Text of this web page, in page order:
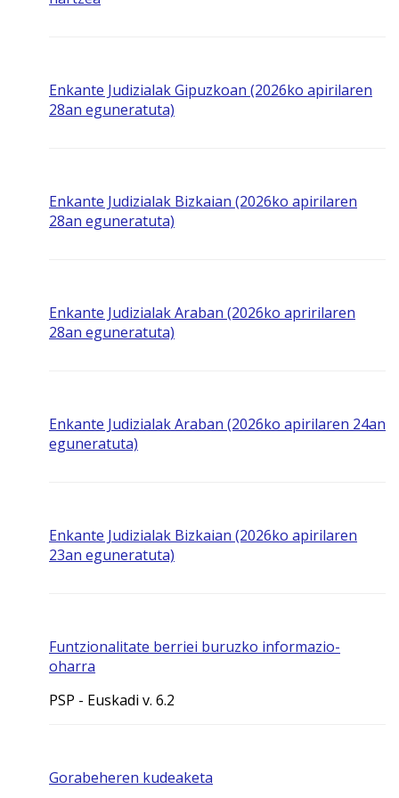
Enkante Judizialak Gipuzkoan (2026ko apirilaren
28an eguneratuta)
Enkante Judizialak Bizkaian (2026ko apirilaren
28an eguneratuta)
Enkante Judizialak Araban (2026ko apririlaren
28an eguneratuta)
Enkante Judizialak Araban (2026ko apirilaren 24an
eguneratuta)
Enkante Judizialak Bizkaian (2026ko apirilaren
23an eguneratuta)
Funtzionalitate berriei buruzko informazio-
oharra
PSP - Euskadi v. 6.2
Gorabeheren kudeaketa